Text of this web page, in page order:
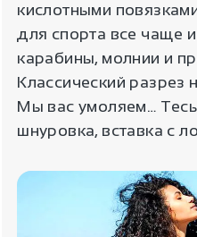
кислотными
для спорта все чаще
карабины, молнии и
Классический разрез
Мы вас умоляем…
шнуровка, вставка с